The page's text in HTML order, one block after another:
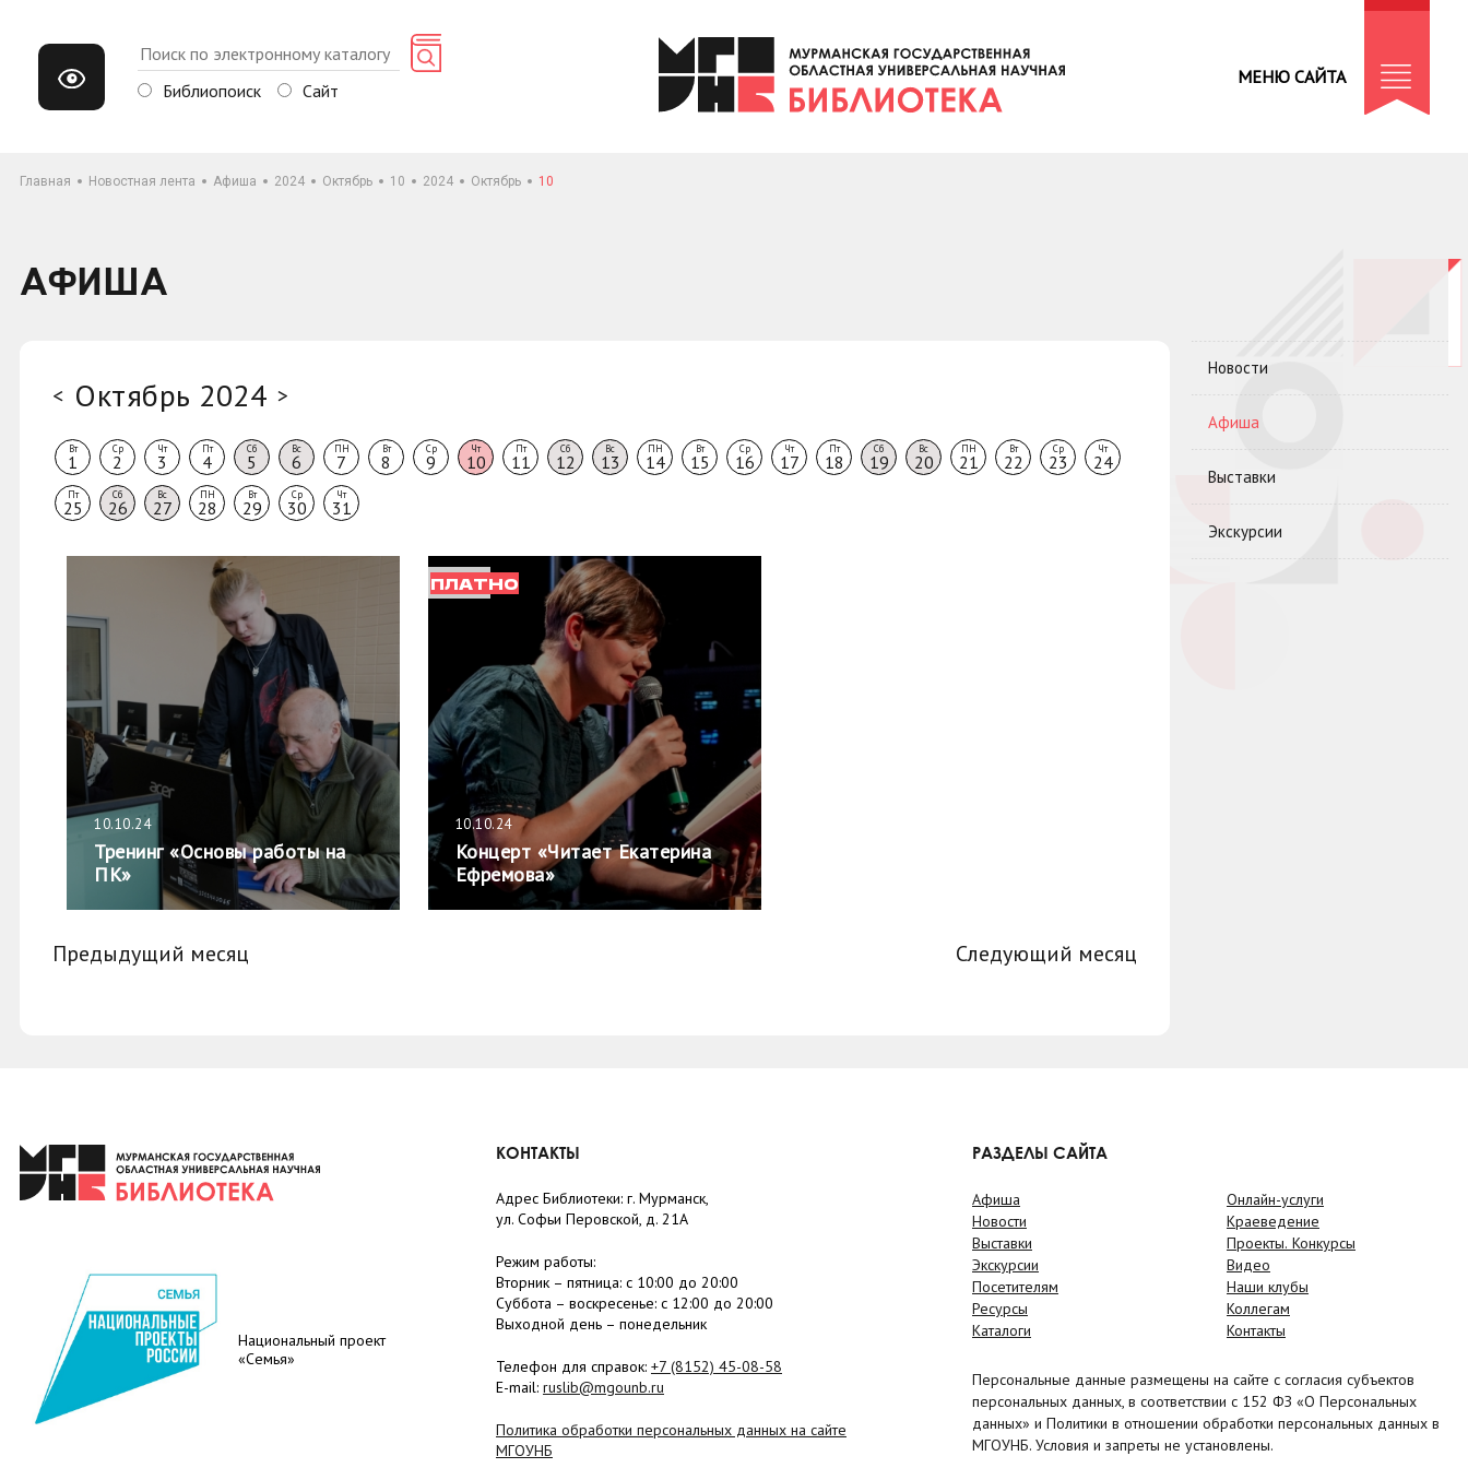
Библиопоиск Сайт
МЕНЮ САЙТА
Главная Новостная лента Афиша 2024 Октябрь 10 2024 Октябрь 10
АФИША
< Октябрь 2024 >
Вт
1
Ср
2
Чт
3
Пт
4
Сб
5
Вс
6
ПН
7
Вт
8
Ср
9
Чт
10
Пт
11
Сб
12
Вс
13
ПН
14
Вт
15
Ср
16
Чт
17
Пт
18
Сб
19
Вс
20
ПН
21
Вт
22
Ср
23
Чт
24
Пт
25
Сб
26
Вс
27
ПН
28
Вт
29
Ср
30
Чт
31
10.10.24
Тренинг «Основы работы на
ПК»
ПЛАТНО
10.10.24
Концерт «Читает Екатерина
Ефремова»
Предыдущий месяц Следующий месяц
Новости
Афиша
Выставки
Экскурсии
Национальный проект
«Семья»
КОНТАКТЫ
Адрес Библиотеки: г. Мурманск,
ул. Софьи Перовской, д. 21А
Режим работы:
Вторник – пятница: с 10:00 до 20:00
Суббота – воскресенье: c 12:00 до 20:00
Выходной день – понедельник
Телефон для справок: +7 (8152) 45-08-58
E-mail: ruslib@mgounb.ru
Политика обработки персональных данных на сайте
МГОУНБ
РАЗДЕЛЫ САЙТА
Афиша
Новости
Выставки
Экскурсии
Посетителям
Ресурсы
Каталоги
Онлайн-услуги
Краеведение
Проекты. Конкурсы
Видео
Наши клубы
Коллегам
Контакты
Персональные данные размещены на сайте с согласия субъектов
персональных данных, в соответствии с 152 ФЗ «О Персональных
данных» и Политики в отношении обработки персональных данных в
МГОУНБ. Условия и запреты не установлены.